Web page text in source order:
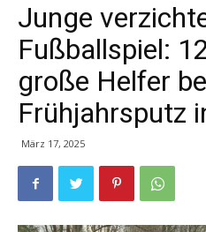
Junge
Fußballspiel:
große Helfer
Frühjahrsputz
März 17, 2025